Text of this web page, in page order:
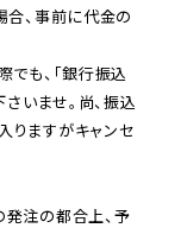
、事前に代金の
でも、「銀行振込
いませ。尚、振込
りますがキャンセ
注の都合上、予